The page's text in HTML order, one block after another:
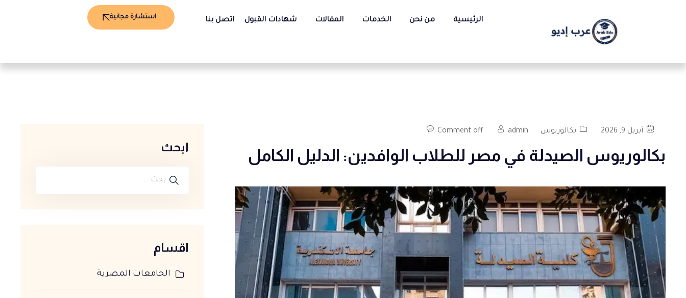
الرئيسية من نحن الخدمات المقالات شهادات القبول اتصل بنا استشارة مجانية
أبريل 9, 2026 بكالوريوس admin
Comment off
بكالوريوس الصيدلة في مصر للطلاب الوافدين: الدليل الكامل ابحث
اقسام
الجامعات المصرية